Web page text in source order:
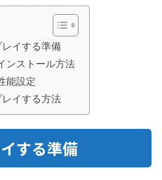
イする準備
ンストール方法
能設定
イする方法
する準備